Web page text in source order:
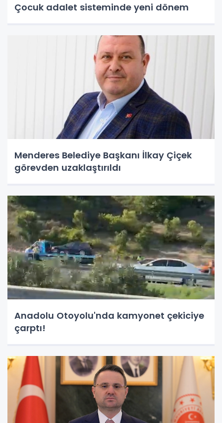
Çocuk adalet sisteminde yeni dönem
Menderes Belediye Başkanı İlkay Çiçek
görevden uzaklaştırıldı
Anadolu Otoyolu'nda kamyonet çekiciye
çarptı!